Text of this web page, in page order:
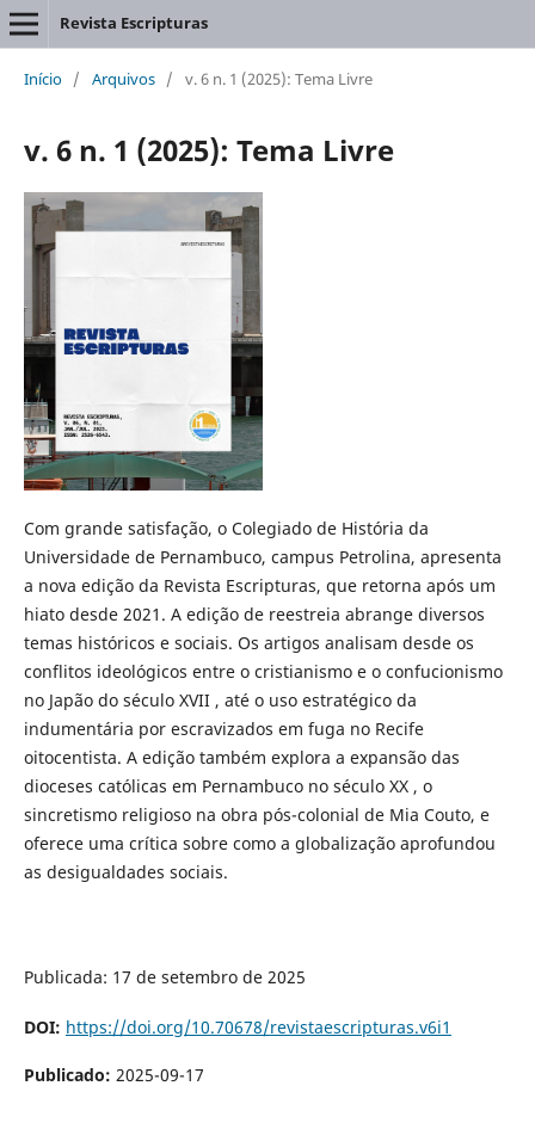
Revista Escripturas
Início / Arquivos / v. 6 n. 1 (2025): Tema Livre
v. 6 n. 1 (2025): Tema Livre
Com grande satisfação, o Colegiado de História da
Universidade de Pernambuco, campus Petrolina, apresenta
a nova edição da Revista Escripturas, que retorna após um
hiato desde 2021. A edição de reestreia abrange diversos
temas históricos e sociais. Os artigos analisam desde os
conflitos ideológicos entre o cristianismo e o confucionismo
no Japão do século XVII , até o uso estratégico da
indumentária por escravizados em fuga no Recife
oitocentista. A edição também explora a expansão das
dioceses católicas em Pernambuco no século XX , o
sincretismo religioso na obra pós-colonial de Mia Couto, e
oferece uma crítica sobre como a globalização aprofundou
as desigualdades sociais.
Publicada: 17 de setembro de 2025
DOI: https://doi.org/10.70678/revistaescripturas.v6i1
Publicado: 2025-09-17